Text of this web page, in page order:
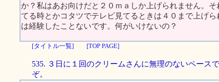
か？私はあお向けだと２０ｍａしか上げられません。
てる時とかコタツでテレビ見てるときは４０まで
は経験したことないです。何がいけないの？
[タイトル一覧] [TOP PAGE]
535. ３日に１回のクリームさんに無理のないペース
ぞ。